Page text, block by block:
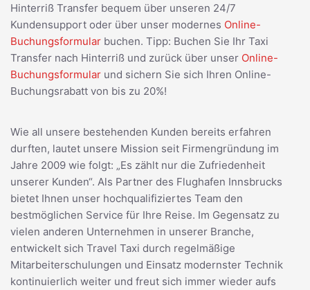
Hinterriß Transfer bequem über unseren 24/7
Kundensupport oder über unser modernes Online-
Buchungsformular buchen. Tipp: Buchen Sie Ihr Taxi
Transfer nach Hinterriß und zurück über unser Online-
Buchungsformular und sichern Sie sich Ihren Online-
Buchungsrabatt von bis zu 20%!
Wie all unsere bestehenden Kunden bereits erfahren
durften, lautet unsere Mission seit Firmengründung im
Jahre 2009 wie folgt: „Es zählt nur die Zufriedenheit
unserer Kunden“. Als Partner des Flughafen Innsbrucks
bietet Ihnen unser hochqualifiziertes Team den
bestmöglichen Service für Ihre Reise. Im Gegensatz zu
vielen anderen Unternehmen in unserer Branche,
entwickelt sich Travel Taxi durch regelmäßige
Mitarbeiterschulungen und Einsatz modernster Technik
kontinuierlich weiter und freut sich immer wieder aufs